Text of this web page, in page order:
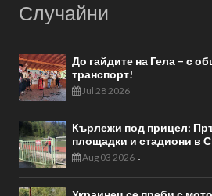
Случайни
До гайдите на Гела – с
транспорт!
Jul 28 2026-
Кърлежи под прицел:
площадки и стадиони в
Aug 03 2026-